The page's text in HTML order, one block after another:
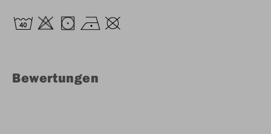
Bewertungen